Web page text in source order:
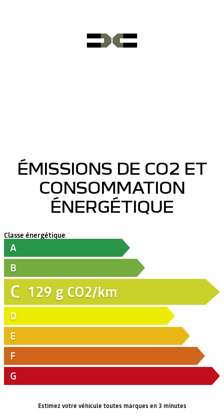
ÉMISSIONS DE CO2 ET
CONSOMMATION
ÉNERGÉTIQUE
Classe énergétique
A
B
C 129 g CO2/km
D
E
F
G
Estimez votre véhicule toutes marques en 3 minutes